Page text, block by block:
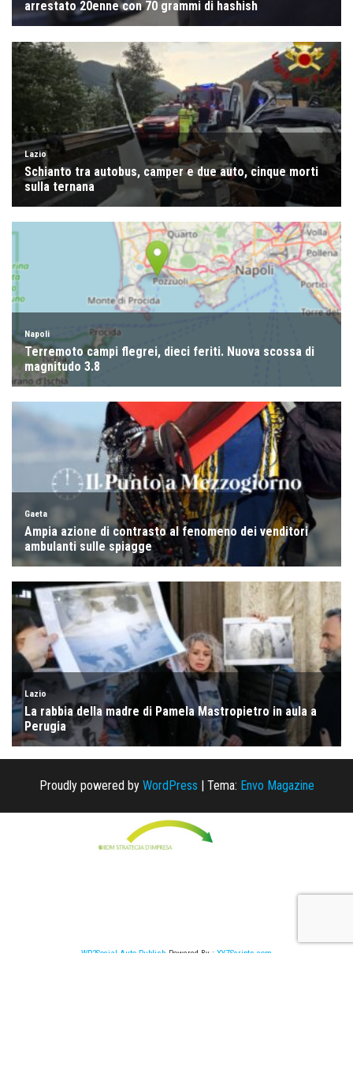
Proudly powered by WordPress | Tema: Envo Magazine
WP2Social Auto Publish Powered By : XYZScripts.com